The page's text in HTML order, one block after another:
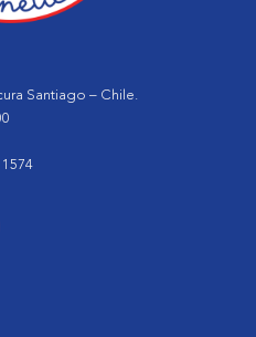
Santiago – Chile.